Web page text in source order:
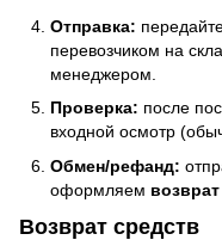
Отправка:
перевозчиком на
менеджером.
Проверка: после
входной осмотр
Обмен/рефанд:
оформляем
Возврат средств